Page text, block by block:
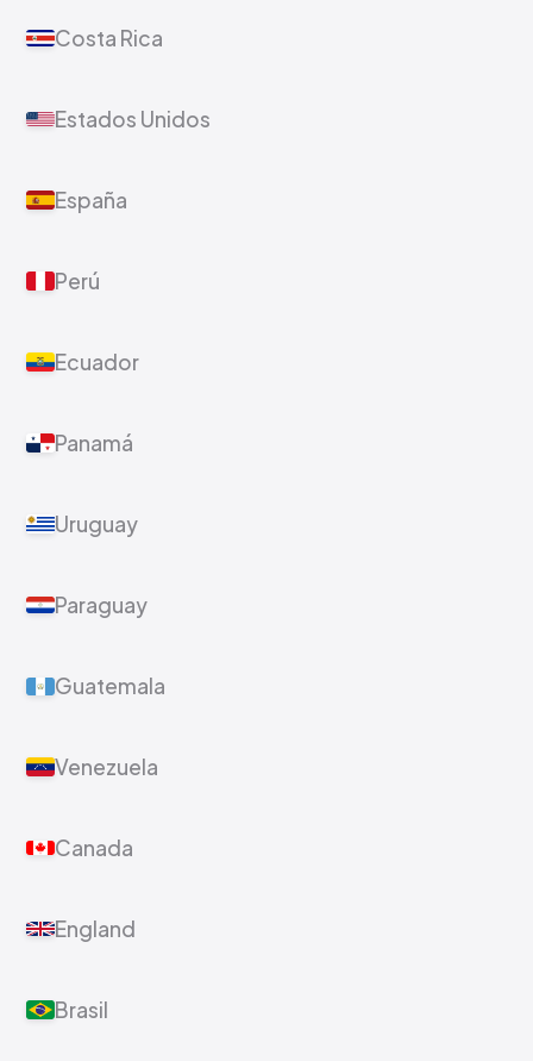
Costa Rica
Estados Unidos
España
Perú
Ecuador
Panamá
Uruguay
Paraguay
Guatemala
Venezuela
Canada
England
Brasil